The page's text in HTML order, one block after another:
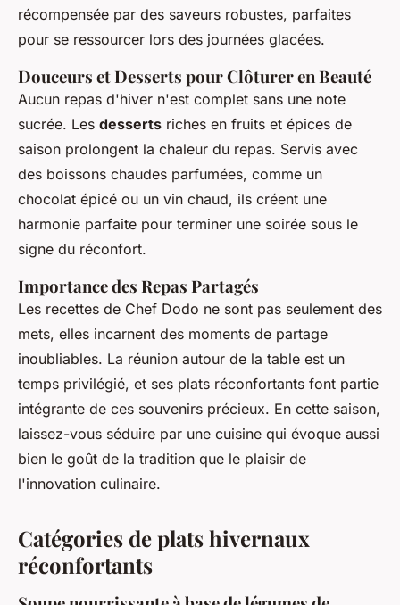
récompensée par des saveurs robustes, parfaites
pour se ressourcer lors des journées glacées.
Douceurs et Desserts pour Clôturer en Beauté
Aucun repas d'hiver n'est complet sans une note
sucrée. Les desserts riches en fruits et épices de
saison prolongent la chaleur du repas. Servis avec
des boissons chaudes parfumées, comme un
chocolat épicé ou un vin chaud, ils créent une
harmonie parfaite pour terminer une soirée sous le
signe du réconfort.
Importance des Repas Partagés
Les recettes de Chef Dodo ne sont pas seulement des
mets, elles incarnent des moments de partage
inoubliables. La réunion autour de la table est un
temps privilégié, et ses plats réconfortants font partie
intégrante de ces souvenirs précieux. En cette saison,
laissez-vous séduire par une cuisine qui évoque aussi
bien le goût de la tradition que le plaisir de
l'innovation culinaire.
Catégories de plats hivernaux
réconfortants